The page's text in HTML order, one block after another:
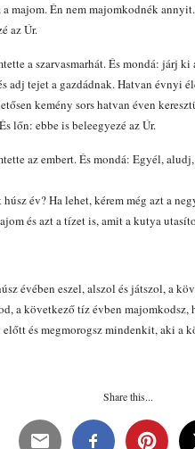
majom. Én nem majomkodnék
az Úr.
a szarvasmarhát. És mondá: járj
adj tejet a gazdádnak. Hatvan évnyi
kemény sors hatvan éven
lőn: ebbe is beleegyezé az Úr.
az embert. És mondá: Egyél,
év? Ha lehet, kérem még azt a
és azt a tízet is, amit a kutya
évében eszel, alszol és játszol, a
a következő tíz évben majomkodsz,
és megmorogsz mindenkit, aki a
Share this...